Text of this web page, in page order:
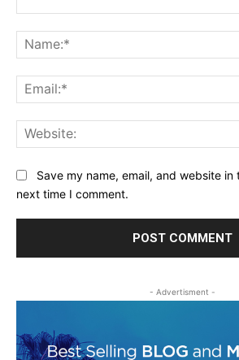
Save my name, email, and website
next time I comment.
- Advertisment -